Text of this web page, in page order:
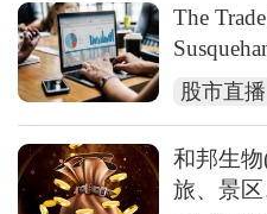
The
近六成
股市直播
和邦生
旅、景